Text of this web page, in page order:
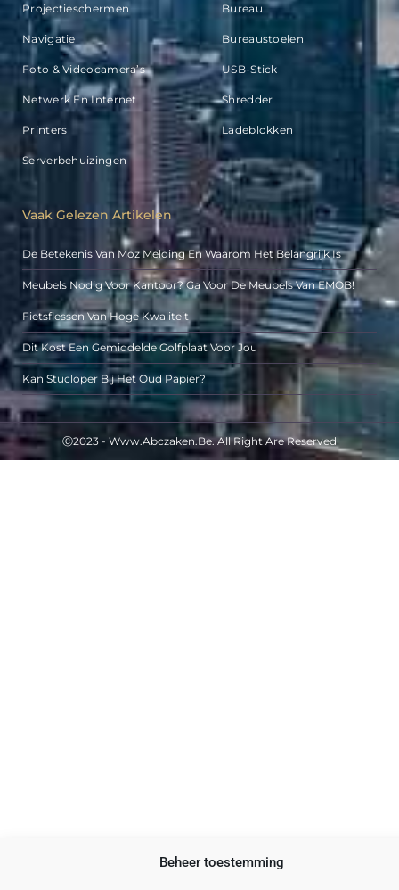
Beheer toestemming
Projectieschermen
Navigatie
Foto & Videocamera’s
Netwerk En Internet
Printers
Serverbehuizingen
Bureau
Bureaustoelen
USB-Stick
Shredder
Ladeblokken
Vaak Gelezen Artikelen
De Betekenis Van Moz Melding En Waarom Het Belangrijk Is
Meubels Nodig Voor Kantoor? Ga Voor De Meubels Van EMOB!
Fietsflessen Van Hoge Kwaliteit
Dit Kost Een Gemiddelde Golfplaat Voor Jou
Kan Stucloper Bij Het Oud Papier?
Ⓒ2023 - Www.abczaken.be. All Right Are Reserved